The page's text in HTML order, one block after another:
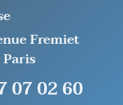
Fremiet
07 02 60